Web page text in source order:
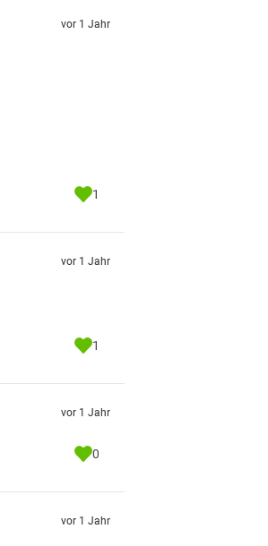
vor 1 Jahr
1
vor 1 Jahr
1
vor 1 Jahr
0
vor 1 Jahr